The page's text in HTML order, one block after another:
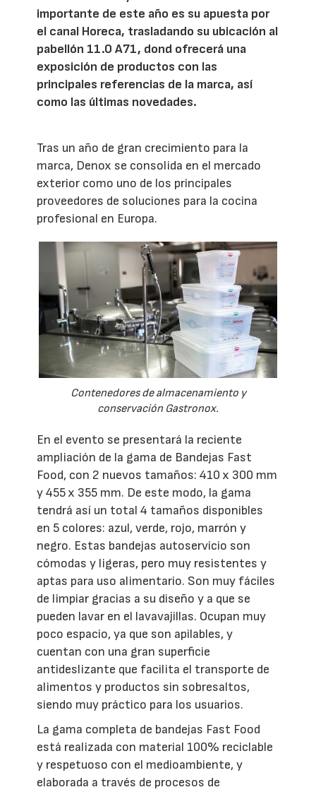
importante de este año es su apuesta por
el canal Horeca, trasladando su ubicación al
pabellón 11.0 A71, dond ofrecerá una
exposición de productos con las
principales referencias de la marca, así
como las últimas novedades.
Tras un año de gran crecimiento para la
marca, Denox se consolida en el mercado
exterior como uno de los principales
proveedores de soluciones para la cocina
profesional en Europa.
Contenedores de almacenamiento y
conservación Gastronox.
En el evento se presentará la reciente
ampliación de la gama de Bandejas Fast
Food, con 2 nuevos tamaños: 410 x 300 mm
y 455 x 355 mm. De este modo, la gama
tendrá así un total 4 tamaños disponibles
en 5 colores: azul, verde, rojo, marrón y
negro. Estas bandejas autoservicio son
cómodas y ligeras, pero muy resistentes y
aptas para uso alimentario. Son muy fáciles
de limpiar gracias a su diseño y a que se
pueden lavar en el lavavajillas. Ocupan muy
poco espacio, ya que son apilables, y
cuentan con una gran superficie
antideslizante que facilita el transporte de
alimentos y productos sin sobresaltos,
siendo muy práctico para los usuarios.
La gama completa de bandejas Fast Food
está realizada con material 100% reciclable
y respetuoso con el medioambiente, y
elaborada a través de procesos de